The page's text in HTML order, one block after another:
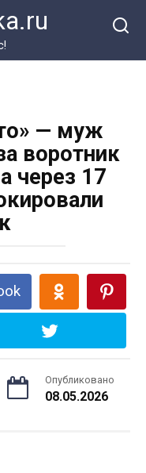
— муж
воротник
через 17
Опубликовано
08.05.2026